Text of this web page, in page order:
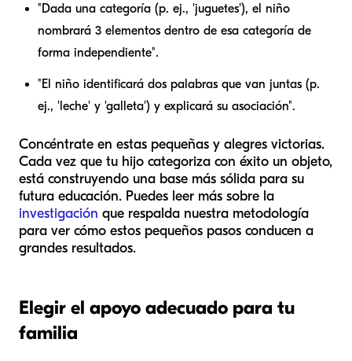
"Dada una categoría (p. ej., 'juguetes'), el niño
nombrará 3 elementos dentro de esa categoría de
forma independiente".
"El niño identificará dos palabras que van juntas (p.
ej., 'leche' y 'galleta') y explicará su asociación".
Concéntrate en estas pequeñas y alegres victorias.
Cada vez que tu hijo categoriza con éxito un objeto,
está construyendo una base más sólida para su
futura educación. Puedes leer más sobre la
investigación que respalda nuestra metodología
para ver cómo estos pequeños pasos conducen a
grandes resultados.
Elegir el apoyo adecuado para tu
familia